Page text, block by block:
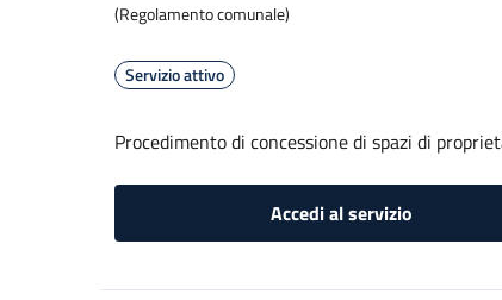
(Regolamento comunale)
Servizio attivo
Procedimento di concessione di spazi di
Accedi al servizio